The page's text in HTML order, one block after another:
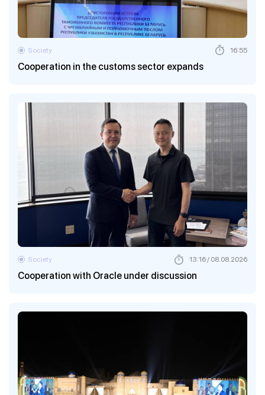
Cooperation in the customs sector expands
Society 16:55
Cooperation with Oracle under discussion
Society 13:16 / 08.08.2026